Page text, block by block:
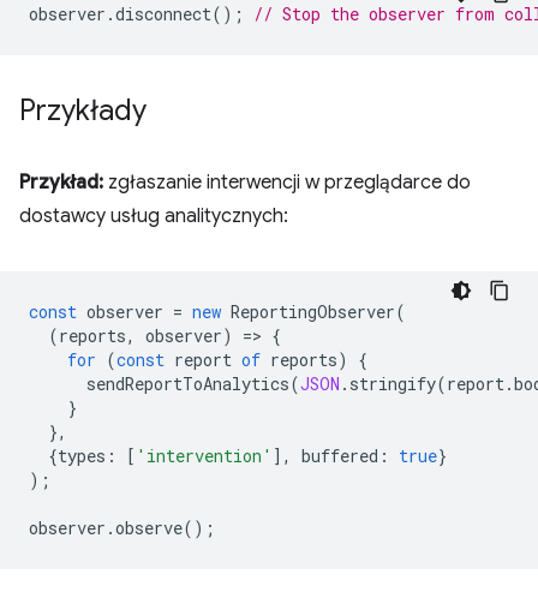
observer .disconnect(); // Stop the observer from
Przykłady
Przykład: zgłaszanie interwencji w przeglądarce do
dostawcy usług analitycznych:
const observer = new ReportingObserver(
(reports, observer) => {
for (const report of reports)
{
sendReportToAnalytics(JSON . stringify(report.
}
},
{types : [ 'intervention' ], buffered : true}
);
observer .observe();